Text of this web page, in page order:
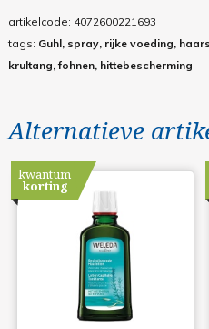
artikelcode: 4072600221693
tags: Guhl, spray, rijke voeding,
krultang, fohnen, hittebescherming
Alternatieve
kwantum
korting